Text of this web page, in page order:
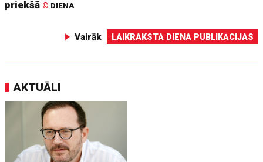
priekšā © DIENA
Vairāk LAIKRAKSTA DIENA PUBLIKĀCIJAS
AKTUĀLI